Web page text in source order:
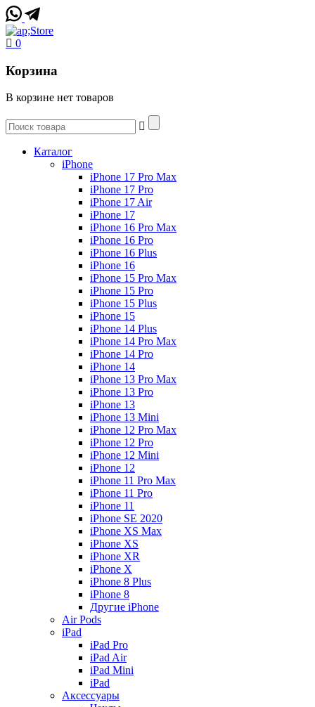
0
Корзина
В корзине нет товаров
Каталог
iPhone
iPhone 17 Pro Max
iPhone 17 Pro
iPhone 17 Air
iPhone 17
iPhone 16 Pro Max
iPhone 16 Pro
iPhone 16 Plus
iPhone 16
iPhone 15 Pro Max
iPhone 15 Pro
iPhone 15 Plus
iPhone 15
iPhone 14 Plus
iPhone 14 Pro Max
iPhone 14 Pro
iPhone 14
iPhone 13 Pro Max
iPhone 13 Pro
iPhone 13
iPhone 13 Mini
iPhone 12 Pro Max
iPhone 12 Pro
iPhone 12 Mini
iPhone 12
iPhone 11 Pro Max
iPhone 11 Pro
iPhone 11
iPhone SE 2020
iPhone XS Max
iPhone XS
iPhone XR
iPhone X
iPhone 8 Plus
iPhone 8
Другие iPhone
Air Pods
iPad
iPad Pro
iPad Air
iPad Mini
iPаd
Аксессуары